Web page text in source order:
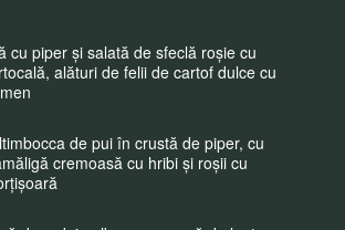
cu piper și salată de sfeclă roșie cu
alături de felii de cartof dulce cu
de pui în crustă de piper, cu
cremoasă cu hribi și roșii cu